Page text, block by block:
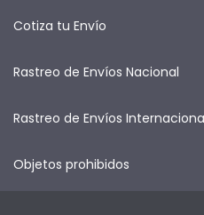
Cotiza tu Envío
Rastreo de Envíos Nacional
Rastreo de Envíos
Objetos prohibidos